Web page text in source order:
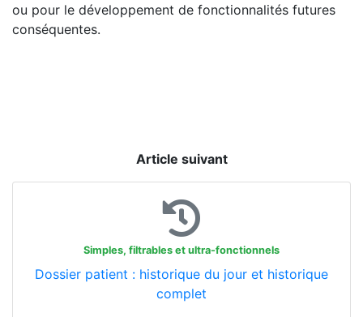
ou pour le développement de fonctionnalités futures
conséquentes.
Article suivant
Simples, filtrables et ultra-fonctionnels
Dossier patient : historique du jour et historique
complet